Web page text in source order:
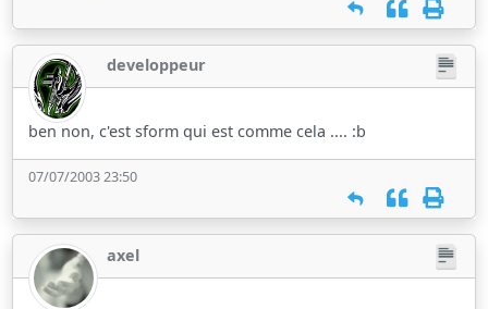
developpeur
ben non, c'est sform qui est comme cela .... :b
07/07/2003 23:50
axel